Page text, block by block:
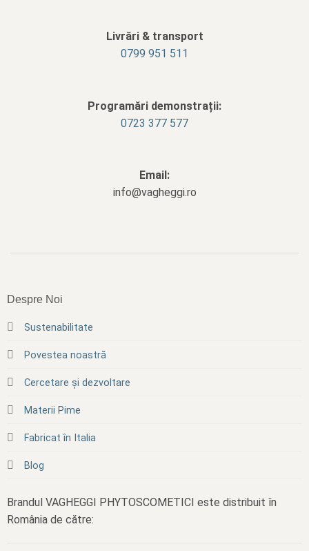
Livrări & transport
‭0799 951 511‬
Programări demonstrații:
0723 377 577
Email:
info@vagheggi.ro
Despre Noi
Sustenabilitate
Povestea noastră
Cercetare și dezvoltare
Materii Pime
Fabricat în Italia
Blog
Brandul VAGHEGGI PHYTOSCOMETICI este distribuit în
România de către: